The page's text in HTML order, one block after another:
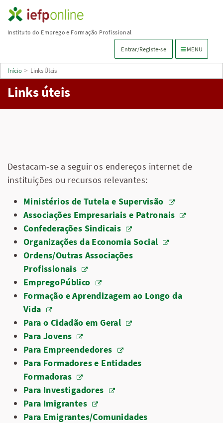
Saltar
para
principal
Instituto do Emprego e Formação Profissional
Entrar/Registe-se Menu de
MENU
Início > Links Úteis
Links úteis
Destacam-se a seguir os endereços internet de
instituições ou recursos relevantes:
Ministérios de Tutela e Supervisão
Associações Empresariais e Patronais
Confederações Sindicais
Organizações da Economia Social
Ordens/Outras Associações
Profissionais
EmpregoPúblico
Formação e Aprendizagem ao Longo da
Vida
Para o Cidadão em Geral
Para Jovens
Para Empreendedores
Para Formadores e Entidades
Formadoras
Para Investigadores
Para Imigrantes
Para Emigrantes/Comunidades